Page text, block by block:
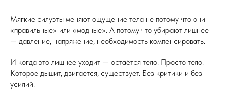
Мягкие силуэты меняют ощущение тела не потому что они
«правильные» или «модные». А потому что убирают лишнее
— давление, напряжение, необходимость компенсировать.
И когда это лишнее уходит — остаётся тело. Просто тело.
Которое дышит, двигается, существует. Без критики и без
усилий.